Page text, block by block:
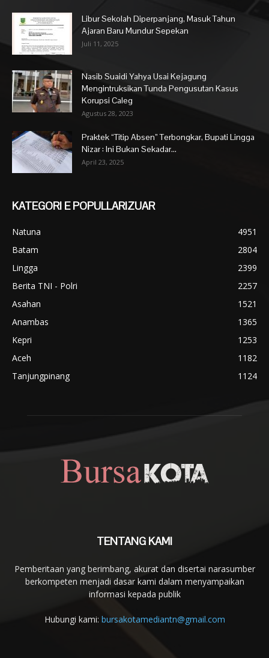
Libur Sekolah Diperpanjang, Masuk Tahun
Ajaran Baru Mundur Sepekan
Juli 11, 2025
Nasib Suaidi Yahya Usai Kejagung
Mengintruksikan Tunda Pengusutan Kasus
Korupsi Caleg
Agustus 28, 2023
Praktek “Titip Absen” Terbongkar, Bupati Lingga
Nizar : Ini Bukan Sekadar...
April 23, 2025
KATEGORI E POPULLARIZUAR
Natuna
4951
Batam
2804
Lingga
2399
Berita TNI - Polri
2257
Asahan
1521
Anambas
1365
Kepri
1253
Aceh
1182
Tanjungpinang
1124
TENTANG KAMI
Pemberitaan yang berimbang, akurat dan disertai narasumber
berkompeten menjadi dasar kami dalam menyampaikan
informasi kepada publik
Hubungi kami: bursakotamediantn@gmail.com